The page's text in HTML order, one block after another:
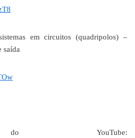
em circuitos (quadripolos) –
saída
YouTube: